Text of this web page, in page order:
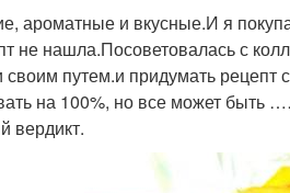
ароматные и вкусные.И я
не нашла.Посоветовалась с
путем.и придумать
на 100%, но все может быть
вердикт.